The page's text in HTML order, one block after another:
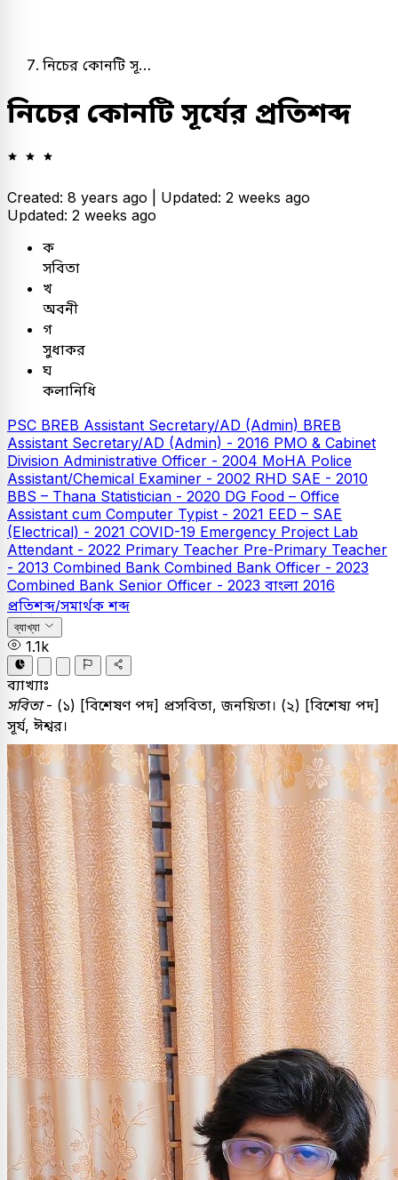
নিচের কোনটি সূ…
নিচের কোনটি সূর্যের প্রতিশব্দ
Created: 8 years ago | Updated: 2 weeks ago
Updated: 2 weeks ago
ক
সবিতা
খ
অবনী
গ
সুধাকর
ঘ
কলানিধি
PSC BREB Assistant Secretary/AD (Admin) BREB
Assistant Secretary/AD (Admin) - 2016 PMO & Cabinet
Division Administrative Officer - 2004 MoHA Police
Assistant/Chemical Examiner - 2002 RHD SAE - 2010
BBS – Thana Statistician - 2020 DG Food – Office
Assistant cum Computer Typist - 2021 EED – SAE
(Electrical) - 2021 COVID-19 Emergency Project Lab
Attendant - 2022 Primary Teacher Pre-Primary Teacher
- 2013 Combined Bank Combined Bank Officer - 2023
Combined Bank Senior Officer - 2023 বাংলা 2016
প্রতিশব্দ/সমার্থক শব্দ
ব্যাখ্যা
1.1k
ব্যাখ্যাঃ
সবিতা- (১) [বিশেষণ পদ] প্রসবিতা, জনয়িতা। (২) [বিশেষ্য পদ]
সূর্য, ঈশ্বর।